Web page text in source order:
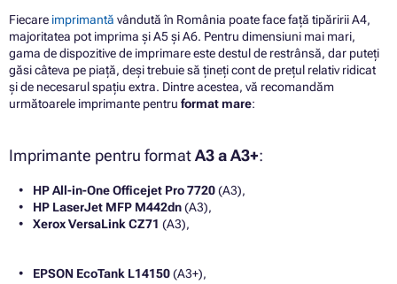
Fiecare imprimantă vândută în România poate face față tipăririi A4,
majoritatea pot imprima și A5 și A6. Pentru dimensiuni mai mari,
gama de dispozitive de imprimare este destul de restrânsă, dar puteți
găsi câteva pe piață, deși trebuie să țineți cont de prețul relativ ridicat
și de necesarul spațiu extra. Dintre acestea, vă recomandăm
următoarele imprimante pentru format mare:
Imprimante pentru formatA3 a A3+:
HP All-in-One Officejet Pro 7720(A3),
HP LaserJet MFP M442dn(A3),
Xerox VersaLink CZ71 (A3),
EPSON EcoTank L14150(A3+),